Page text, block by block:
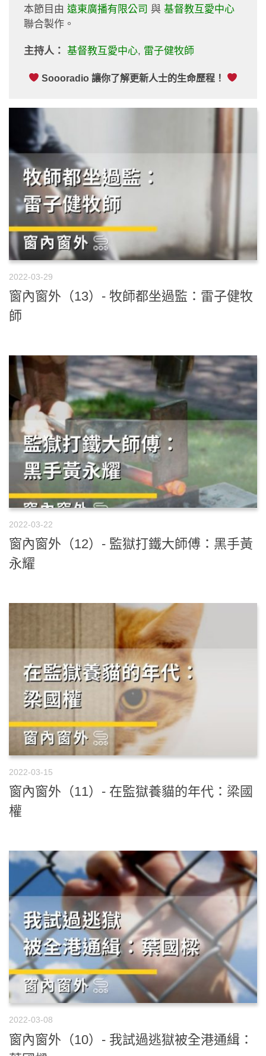
本節目由 遠東廣播有限公司 與 基督教互愛中心
聯合製作。
主持人： 基督教互愛中心, 雷子健牧師
Soooradio 讓你了解更新人士的生命歷程！
2022-03-29
窗內窗外（13）- 牧師都坐過監：雷子健牧
師
2022-03-22
窗內窗外（12）- 監獄打鐵大師傅：黑手黃
永耀
2022-03-15
窗內窗外（11）- 在監獄養貓的年代：梁國
權
2022-03-08
窗內窗外（10）- 我試過逃獄被全港通緝：